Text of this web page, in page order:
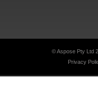
© Aspose Pty Ltd
Privacy